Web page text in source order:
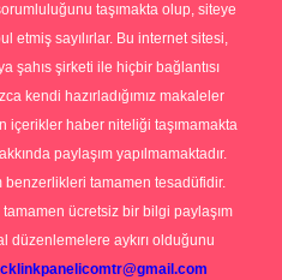
taşımakta olup, siteye
etmiş sayılırlar. Bu internet sitesi,
şahıs şirketi ile hiçbir bağlantısı
kendi hazırladığımız makaleler
içerikler haber niteliği taşımamakta
paylaşım yapılmamaktadır.
tamamen tesadüfidir.
ücretsiz bir bilgi paylaşım
düzenlemelere aykırı olduğunu